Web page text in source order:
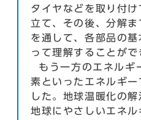
タイヤなどを取り付
立て、その後、分解
を通して、各部品の
って理解することがで
もう一方のエネルギ
素といったエネルギ
した。地球温暖化の
地球にやさしいエネ